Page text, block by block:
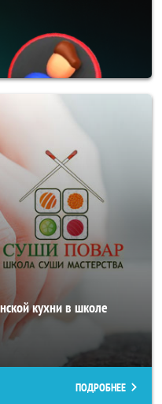
кухни в школе
ПОДРОБНЕЕ